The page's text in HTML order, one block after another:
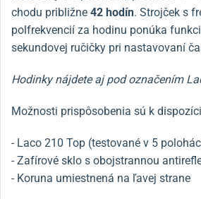
chodu približne 42 hodín. Strojček s
polfrekvencií za hodinu ponúka
sekundovej ručičky pri nastavovaní
Hodinky nájdete aj pod označením
Možnosti prispôsobenia sú k
- Laco 210 Top (testované v 5
- Zafírové sklo s obojstrannou
- Koruna umiestnená na ľavej strane